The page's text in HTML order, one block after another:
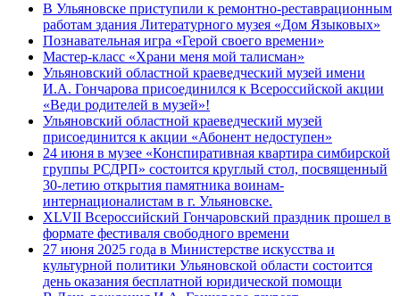
В Ульяновске приступили к ремонтно-реставрационным
работам здания Литературного музея «Дом Языковых»
Познавательная игра «Герой своего времени»
Мастер-класс «Храни меня мой талисман»
Ульяновский областной краеведческий музей имени
И.А. Гончарова присоединился к Всероссийской акции
«Веди родителей в музей»!
Ульяновский областной краеведческий музей
присоединится к акции «Абонент недоступен»
24 июня в музее «Конспиративная квартира симбирской
группы РСДРП» состоится круглый стол, посвященный
30-летию открытия памятника воинам-
интернационалистам в г. Ульяновске.
XLVII Всероссийский Гончаровский праздник прошел в
формате фестиваля свободного времени
27 июня 2025 года в Министерстве искусства и
культурной политики Ульяновской области состоится
день оказания бесплатной юридической помощи